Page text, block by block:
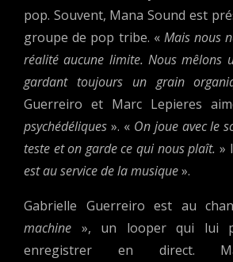
pop. Souvent, Mana Sound est
groupe de pop tribe. « Mais nous
réalité aucune limite. Nous mêlons
gardant toujours un grain
Guerreiro et Marc Lepieres
psychédéliques ». « On joue avec le
teste et on garde ce qui nous plaît. »
est au service de la musique».
Gabrielle Guerreiro est au
machine », un looper qui lui
enregistrer en direct.